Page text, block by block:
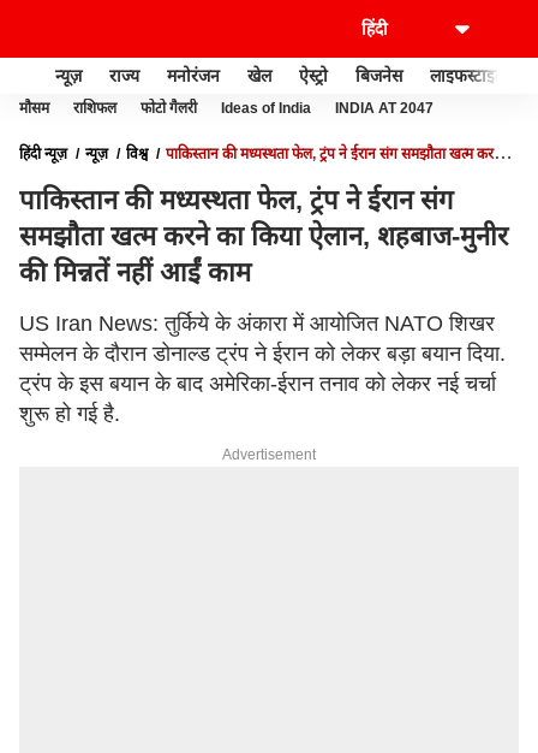
न्यूज़ राज्य मनोरंजन खेल ऐस्ट्रो बिजनेस लाइफस्टाइल
मौसम राशिफल फोटो गैलरी Ideas of India INDIA AT 2047
हिंदी न्यूज़ न्यूज़ विश्व
पाकिस्तान की मध्यस्थता फेल, ट्रंप ने ईरान संग समझौता खत्म करने
पाकिस्तान की मध्यस्थता फेल, ट्रंप ने ईरान संग
समझौता खत्म करने का किया ऐलान, शहबाज-मुनीर
की मिन्नतें नहीं आईं काम
US Iran News: तुर्किये के अंकारा में आयोजित NATO शिखर
सम्मेलन के दौरान डोनाल्ड ट्रंप ने ईरान को लेकर बड़ा बयान दिया.
ट्रंप के इस बयान के बाद अमेरिका-ईरान तनाव को लेकर नई चर्चा
शुरू हो गई है.
Advertisement